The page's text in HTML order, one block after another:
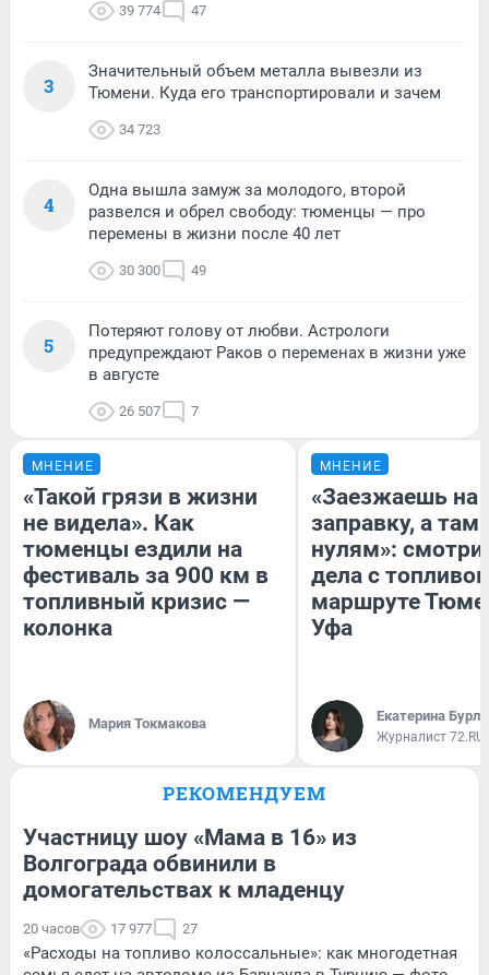
39 774 47
3
Значительный объем металла вывезли из
Тюмени. Куда его транспортировали и зачем
34 723
4
Одна вышла замуж за молодого, второй
развелся и обрел свободу: тюменцы — про
перемены в жизни после 40 лет
30 300 49
5
Потеряют голову от любви. Астрологи
предупреждают Раков о переменах в жизни уже
в августе
26 507 7
МНЕНИЕ
«Такой грязи в жизни
не видела». Как
тюменцы ездили на
фестиваль за 900 км в
топливный кризис —
колонка
Мария Токмакова
МНЕНИЕ
«Заезжаешь на
заправку, а там
нулям»:
дела с
маршруте
Уфа
Екатерина
Журналист 72.RU
РЕКОМЕНДУЕМ
Участницу шоу «Мама в 16» из
Волгограда обвинили в
домогательствах к младенцу
20 часов 17 977 27
«Расходы на топливо колоссальные»: как многодетная